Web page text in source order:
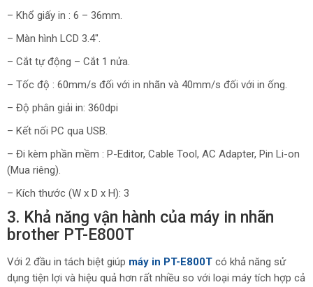
– Khổ giấy in : 6 – 36mm.
– Màn hình LCD 3.4″.
– Cắt tự động – Cắt 1 nửa.
– Tốc độ : 60mm/s đối với in nhãn và 40mm/s đối với in ống.
– Độ phân giải in: 360dpi
– Kết nối PC qua USB.
– Đi kèm phần mềm : P-Editor, Cable Tool, AC Adapter, Pin Li-on
(Mua riêng).
– Kích thước (W x D x H): 3
3. Khả năng vận hành của máy in nhãn
brother PT-E800T
Với 2 đầu in tách biệt giúp máy in PT-E800T có khả năng sử
dụng tiện lợi và hiệu quả hơn rất nhiều so với loại máy tích hợp cả